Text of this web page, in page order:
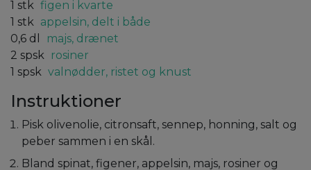
1 stk figen i kvarte
1 stk appelsin, delt i både
0,6 dl
majs, drænet
2 spsk rosiner
1 spsk valnødder, ristet og knust
Instruktioner
Pisk olivenolie, citronsaft, sennep, honning, salt og
peber sammen i en skål.
Bland spinat, figener, appelsin, majs, rosiner og